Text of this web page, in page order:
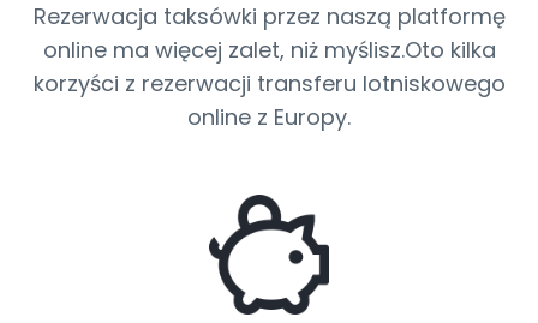
Rezerwacja taksówki przez naszą platformę
online ma więcej zalet, niż myślisz.Oto kilka
korzyści z rezerwacji transferu lotniskowego
online z Europy.